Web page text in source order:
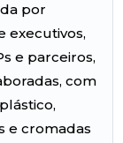
por
executivos,
e parceiros,
com
e cromadas